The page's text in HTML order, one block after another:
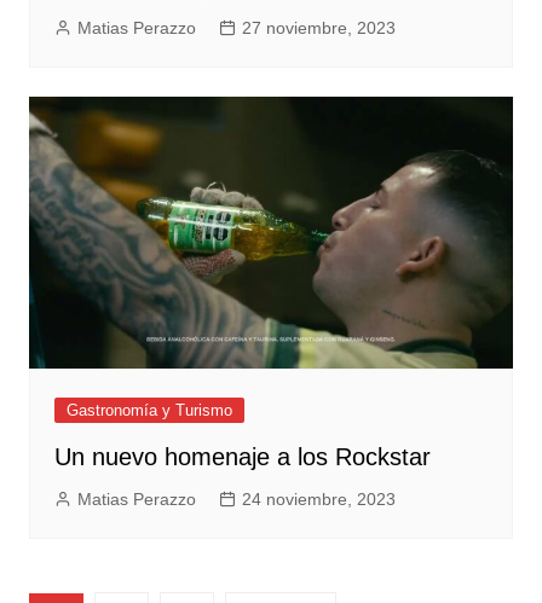
Matias Perazzo 27 noviembre, 2023
Gastronomía y Turismo
Un nuevo homenaje a los Rockstar
Matias Perazzo 24 noviembre, 2023